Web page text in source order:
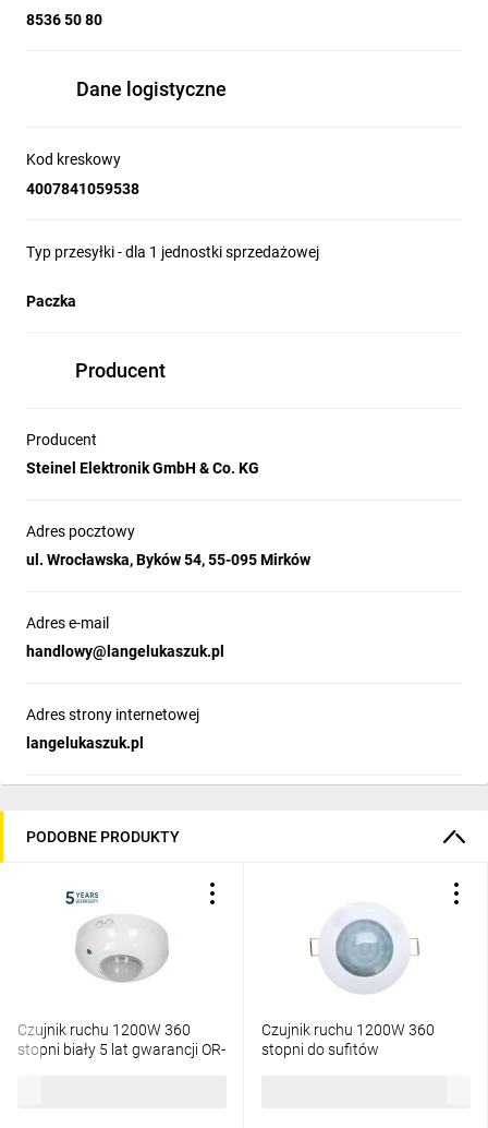
przez ETS/magistralę KNXDługość opak25 cmSzerokość
8536 50 80
Dane logistyczne
Kod kreskowy
4007841059538
Typ przesyłki - dla 1 jednostki sprzedażowej
Paczka
Producent
Producent
Steinel Elektronik GmbH & Co. KG
Adres pocztowy
ul. Wrocławska, Byków 54, 55-095 Mirków
Adres e-mail
handlowy@langelukaszuk.pl
Adres strony internetowej
langelukaszuk.pl
PODOBNE PRODUKTY
Czujnik ruchu 1200W 360
stopni biały 5 lat gwarancji OR-
Czujnik ruchu 1200W 360
stopni do sufitów